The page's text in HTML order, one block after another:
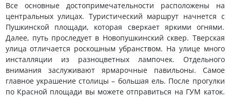
Все основные достопримечательности расположены на
центральных улицах. Туристический маршрут начнется с
Пушкинской площади, которая сверкает яркими огнями.
Далее, путь проследует в Новопушкинский сквер. Тверская
улица отличается роскошным убранством. На улице много
инсталляции из разноцветных лампочек. Отдельного
внимания заслуживают ярмарочные павильоны. Самое
главное украшение столицы – большая ель. После прогулки
по Красной площади вы можете отправиться на ГУМ каток.